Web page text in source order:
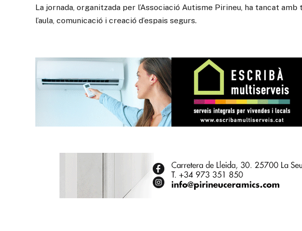
La jornada, organitzada per l’Associació Autisme Pirineu, ha tancat
l’aula, comunicació i creació d’espais segurs.